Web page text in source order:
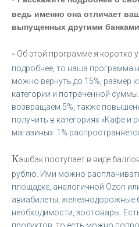
ведь именно она отличает
выпущенных другими
- Об этой программе я коротко
подробнее, то наша программа
можно вернуть до 15%, размер
категории и потраченной
возвращаем 5%, также
получить в категориях «Кафе и
магазины». 1%
Кэшбэк поступает в виде
рублю. Ими можно
площадке, аналогичной Ozon
авиабилеты, железнодорожные
необходимости, зоотовары.
продуктов, то есть можно